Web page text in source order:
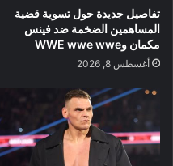
تفاصيل جديدة حول تسوية قضية
المساهمين الضخمة ضد فينس
مكمان وWWE wwe wwe
أغسطس 8, 2026